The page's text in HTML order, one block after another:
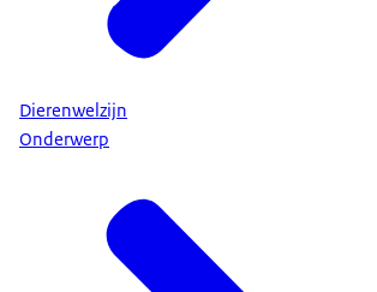
Dierenwelzijn
Onderwerp